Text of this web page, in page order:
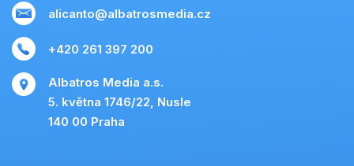
alicanto@albatrosmedia.cz
+420 261 397 200
Albatros Media a.s.
5. května 1746/22, Nusle
140 00 Praha